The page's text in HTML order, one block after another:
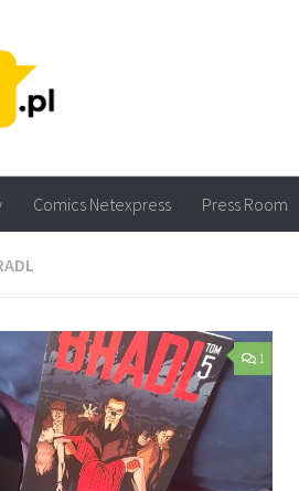
Comics Netexpress Press Room
1